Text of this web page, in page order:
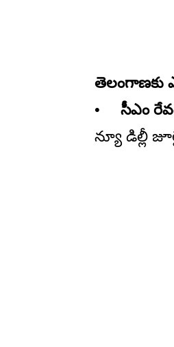
తెలంగాణకు
• సీఎం
న్యూ డిల్లీ